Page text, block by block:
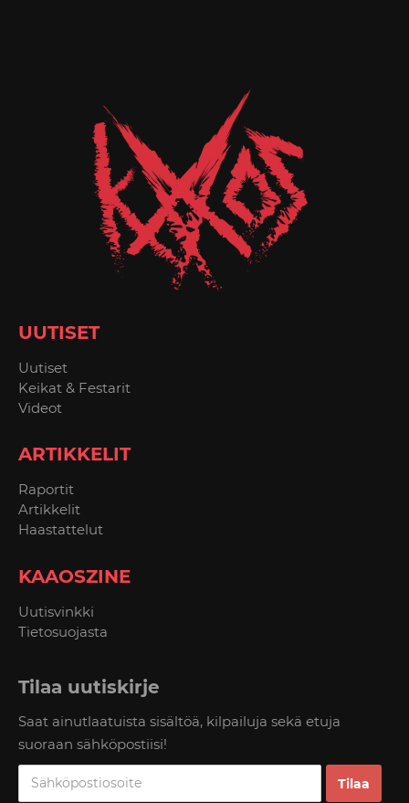
UUTISET
Uutiset
Keikat & Festarit
Videot
ARTIKKELIT
Raportit
Artikkelit
Haastattelut
KAAOSZINE
Uutisvinkki
Tietosuojasta
Tilaa uutiskirje
Saat ainutlaatuista sisältöä, kilpailuja sekä etuja
suoraan sähköpostiisi!